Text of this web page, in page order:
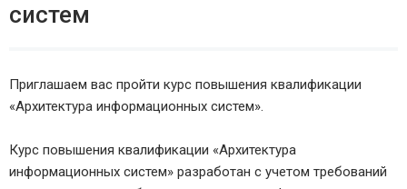
систем
Приглашаем вас пройти курс повышения квалификации
«Архитектура информационных систем».
Курс повышения квалификации «Архитектура
информационных систем» разработан с учетом требований